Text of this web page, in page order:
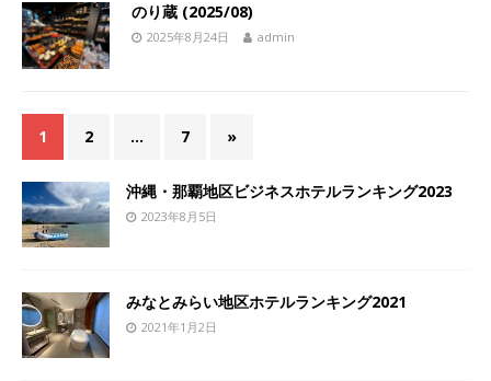
のり蔵 (2025/08)
2025年8月24日 admin
1 2 … 7 »
沖縄・那覇地区ビジネスホテルランキング2023
2023年8月5日
みなとみらい地区ホテルランキング2021
2021年1月2日